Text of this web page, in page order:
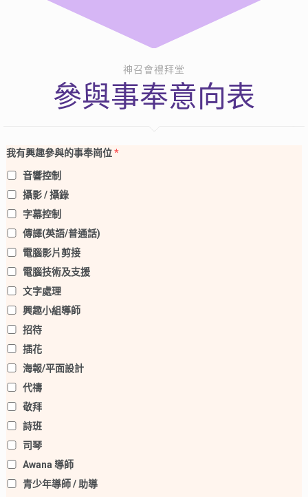
神召會禮拜堂
參與事奉意向表
我有興趣參與的事奉崗位 *
音響控制
攝影 / 攝錄
字幕控制
傳譯(英語/普通話)
電腦影片剪接
電腦技術及支援
文字處理
興趣小組導師
招待
插花
海報/平面設計
代禱
敬拜
詩班
司琴
Awana 導師
青少年導師 / 助導